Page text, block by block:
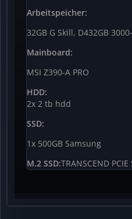
Arbeitspeicher:
32GB G Skill, D432GB
Mainboard:
MSI Z390-A PRO
HDD:
2x 2 tb hdd
SSD:
1x 500GB Samsung
M.2 SSD:TRANSCEND